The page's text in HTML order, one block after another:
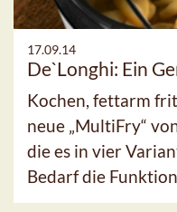
17.09.14
De`Longhi: Ein
Kochen, fettarm
neue „MultiFry“
die es in vier
Bedarf die Funktion